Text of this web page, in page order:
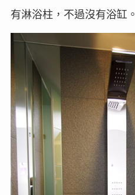
有淋浴柱，不過沒有浴缸。